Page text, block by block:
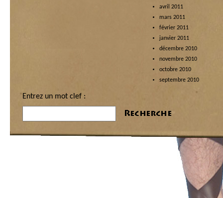
avril 2011
mars 2011
février 2011
janvier 2011
décembre 2010
novembre 2010
octobre 2010
septembre 2010
Entrez un mot clef :